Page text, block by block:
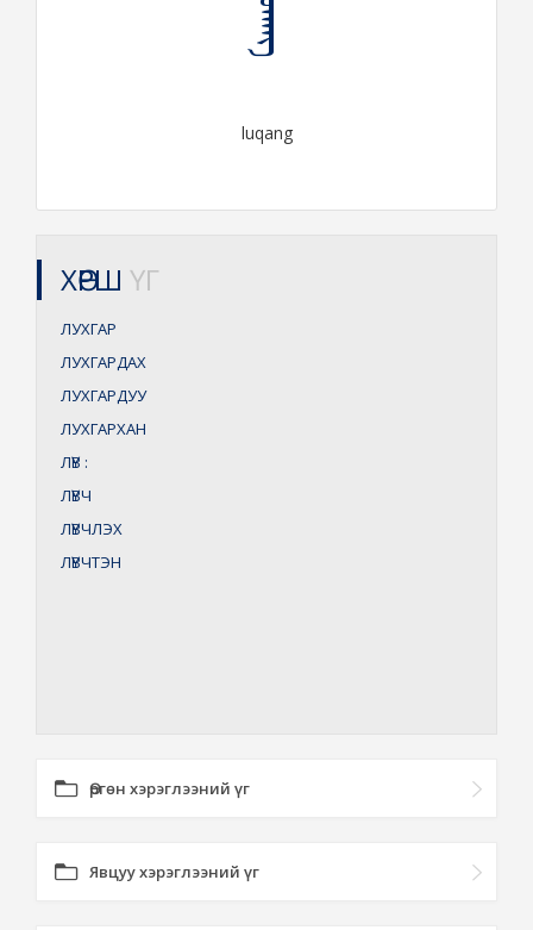
ᠯᠤᠬᠠᠩ
luqang
ХӨРШ ҮГ
ЛУХГАР
ЛУХГАРДАХ
ЛУХГАРДУУ
ЛУХГАРХАН
ЛҮВ :
ЛҮВЧ
ЛҮВЧЛЭХ
ЛҮВЧТЭН
Өргөн хэрэглээний үг
Явцуу хэрэглээний үг